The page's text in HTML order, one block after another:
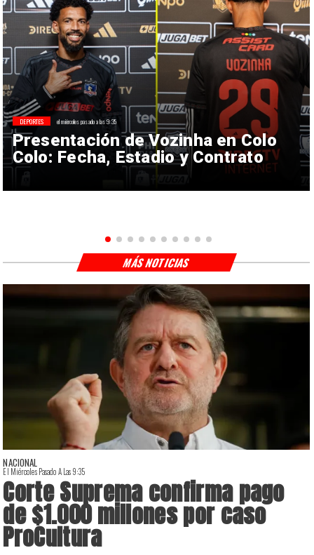
Presentación de Vozinha en Colo
Colo: Fecha, Estadio y Contrato
DEPORTES el miércoles pasado a las 9:35
NACIONAL
El Miércoles Pasado A Las 9:35
Corte Suprema confirma pago
de $1.000 millones por caso
ProCultura
MÁS NOTICIAS